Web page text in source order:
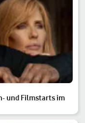
und Filmstarts im